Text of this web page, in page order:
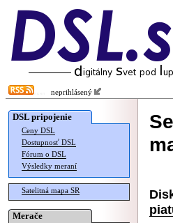
neprihlásený
DSL pripojenie
Ceny DSL
Dostupnosť DSL
Fórum o DSL
Výsledky meraní
Satelitná mapa SR
Merače